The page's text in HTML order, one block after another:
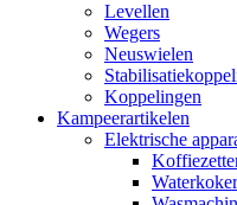
Levellen
Wegers
Neuswielen
Koppelingen
Kampeerartikelen
Elektrische
Waterkoker